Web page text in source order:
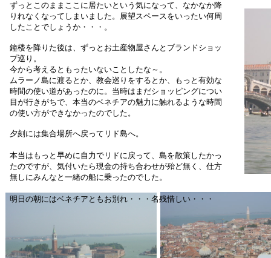
ずっとこのままここに居たいという気になって、なかなか降
りれなくなってしまいました。展望スペースをいったい何周
したことでしょうか・・・。
鐘楼を降りた後は、ずっとお土産物屋さんとブランドショッ
プ巡り。
今から考えるともったいないことしたな～。
ムラーノ島に渡るとか、教会巡りをするとか、もっと有効な
時間の使い道があったのに。当時はまだショッピングについ
目が行きがちで、本当のベネチアの魅力に触れるような時間
の使い方ができなかったのでした。
夕刻には集合場所へ戻ってリド島へ。
本当はもっと早めに自力でリドに戻って、島を散策したかっ
たのですが、気付いたら現金の持ち合わせが殆ど無く、仕方
無しにみんなと一緒の船に乗ったのでした。
明日の朝にはベネチアともお別れ・・・名残惜しい・・・